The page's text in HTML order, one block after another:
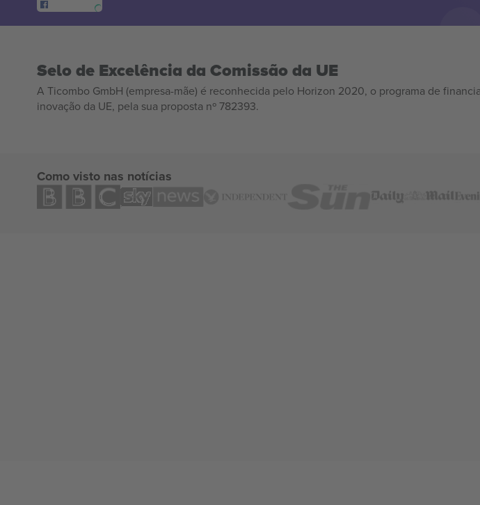
Selo de Excelência da Comissão da UE
A Ticombo GmbH (empresa-mãe) é reconhecida pelo Horizon 2020, o programa de
inovação da UE, pela sua proposta nº 782393.
Como visto nas notícias